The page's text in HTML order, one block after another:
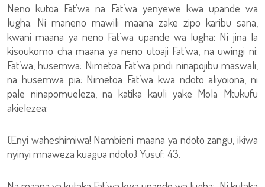
Neno kutoa Fat’wa na Fat’wa yenyewe kwa upande wa
lugha: Ni maneno mawili maana zake zipo karibu sana,
kwani maana ya neno Fat’wa upande wa lugha: Ni jina la
kisoukomo cha maana ya neno utoaji Fat’wa, na uwingi ni:
Fat’wa, husemwa: Nimetoa Fat’wa pindi ninapojibu maswali,
na husemwa pia: Nimetoa Fat’wa kwa ndoto aliyoiona, ni
pale ninapomueleza, na katika kauli yake Mola Mtukufu
akielezea:
{Enyi waheshimiwa! Nambieni maana ya ndoto zangu, ikiwa
nyinyi mnaweza kuagua ndoto} Yusuf: 43.